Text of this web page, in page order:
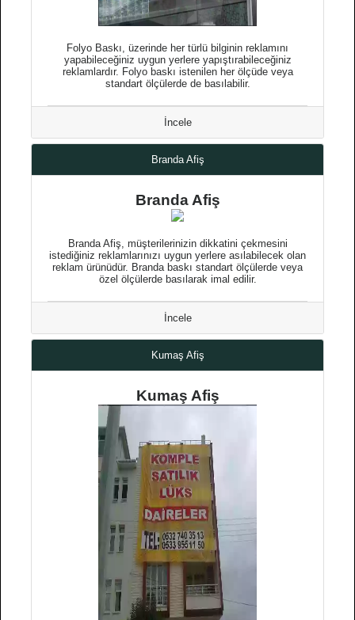
Folyo Baskı, üzerinde her türlü bilginin reklamını
yapabileceğiniz uygun yerlere yapıştırabileceğiniz
reklamlardır. Folyo baskı istenilen her ölçüde veya
standart ölçülerde de basılabilir.
İncele
Branda Afiş
Branda Afiş
Branda Afiş, müşterilerinizin dikkatini çekmesini
istediğiniz reklamlarınızı uygun yerlere asılabilecek olan
reklam ürünüdür. Branda baskı standart ölçülerde veya
özel ölçülerde basılarak imal edilir.
İncele
Kumaş Afiş
Kumaş Afiş